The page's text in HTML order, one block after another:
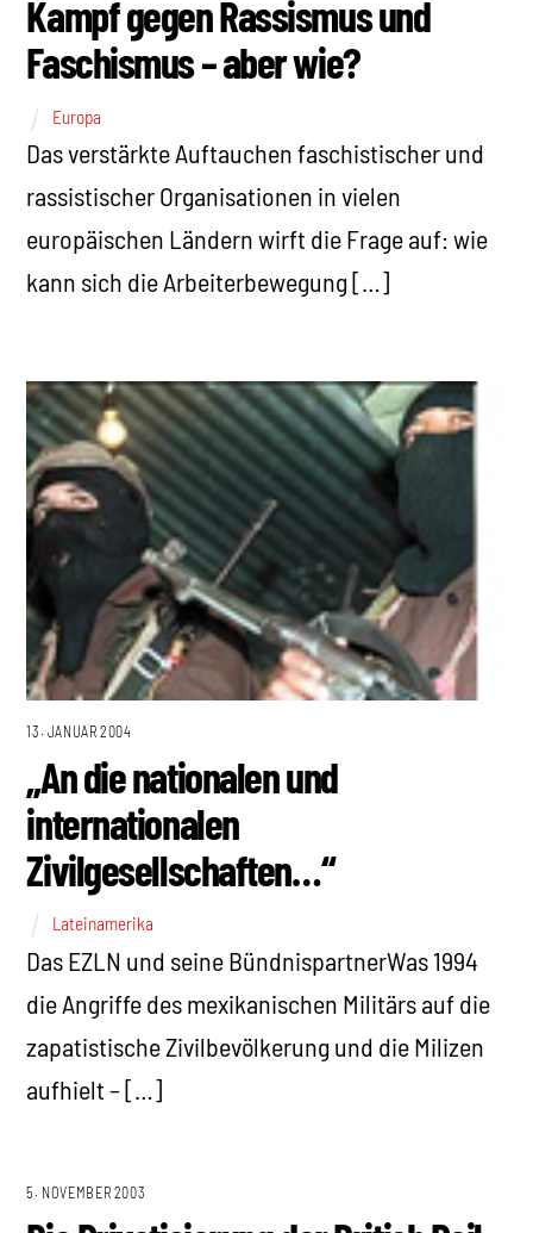
Kampf gegen Rassismus und
Faschismus – aber wie?
Europa
Das verstärkte Auftauchen faschistischer und
rassistischer Organisationen in vielen
europäischen Ländern wirft die Frage auf: wie
kann sich die Arbeiterbewegung […]
13. JANUAR 2004
„An die nationalen und
internationalen
Zivilgesellschaften…“
Lateinamerika
Das EZLN und seine BündnispartnerWas 1994
die Angriffe des mexikanischen Militärs auf die
zapatistische Zivilbevölkerung und die Milizen
aufhielt – […]
5. NOVEMBER 2003